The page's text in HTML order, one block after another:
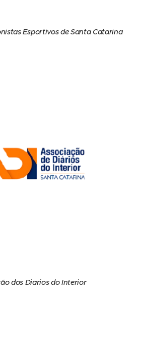
Esportivos de Santa Catarina
dos Diarios do Interior